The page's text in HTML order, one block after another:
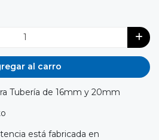
al carro
Tubería de 16mm y 20mm
está fabricada en